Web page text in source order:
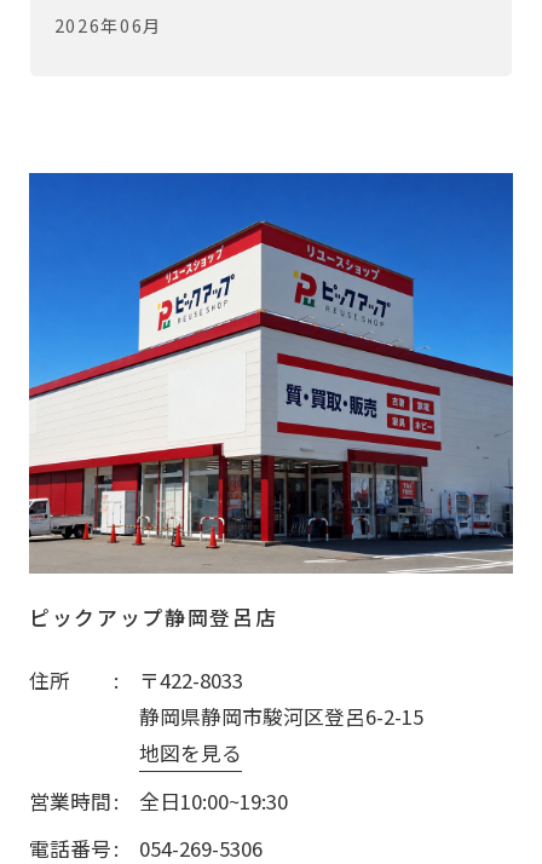
2026年06月
ピックアップ静岡登呂店
住所
〒422-8033
静岡県静岡市駿河区登呂6-2-15
地図を見る
営業時間
全日10:00~19:30
電話番号
054-269-5306